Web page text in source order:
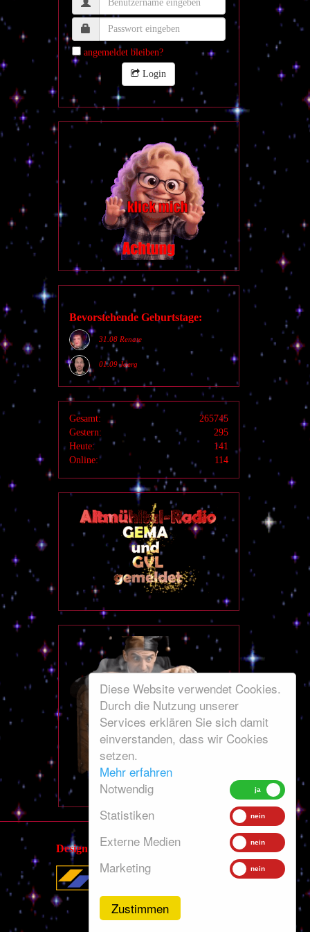
Diese Website verwendet Cookies.
Durch die Nutzung unserer
Services erklären Sie sich damit
einverstanden, dass wir Cookies
setzen.
Mehr erfahren
Notwendig
Statistiken
Externe Medien
Marketing
Zustimmen
angemeldet bleiben?
Login
Bevorstehende Geburtstage:
31.08 Renate
01.09 Joerg
Gesamt:
265745
Gestern:
295
Heute:
141
Online:
114
Design